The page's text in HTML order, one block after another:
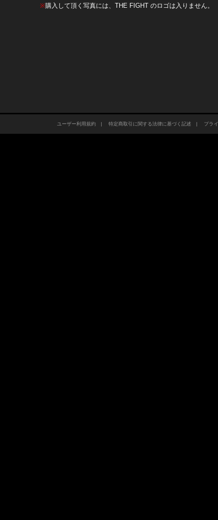
※購入して頂く写真には、THE FIGHT のロゴは入りません。
ユーザー利用規約| 特定商取引に関する法律に基づく記述 | プラ